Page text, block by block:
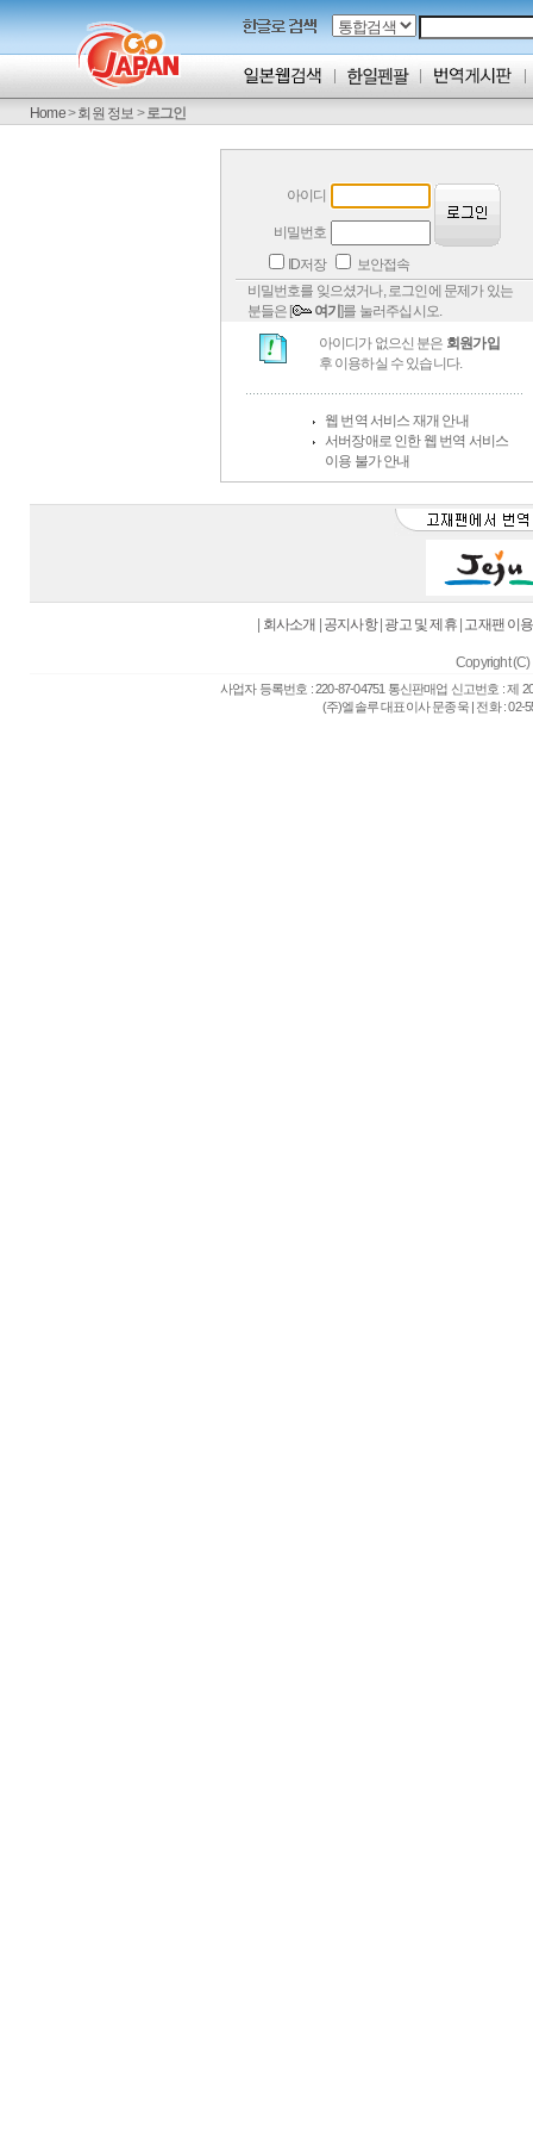
Home>회원 정보 >로그인
아이디
비밀번호
ID저장
보안접속
비밀번호를 잊으셨거나, 로그인에 문제가 있는
분들은 [
여기]를 눌러주십시오.
아이디가 없으신 분은 회원가입
후 이용하실 수 있습니다.
웹 번역 서비스 재개 안내
서버장애로 인한 웹 번역 서비스
이용 불가 안내
회사소개 공지사항| 광고 및 제휴| 고재팬 이
Copyright (C)
사업자 등록번호 : 220-87-04751 통신판매업 신고번호 : 제
(주)엘솔루 대표이사 문종욱 | 전화 : 02-